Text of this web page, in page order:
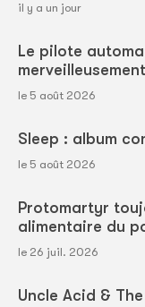
il y a un jour
Le pilote
le 5 août 2026
Sleep : album
le 5 août 2026
Protomartyr
alimentaire du
le 26 juil. 2026
Uncle Acid &